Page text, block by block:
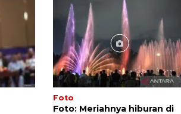
Foto
Foto: Meriahnya hiburan di